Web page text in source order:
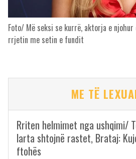
Foto/ Më seksi se kurrë, aktorja e njohur
rrjetin me setin e fundit
ME TË
Rriten helmimet nga ushqimi/
larta shtojnë rastet, Brataj:
ftohës